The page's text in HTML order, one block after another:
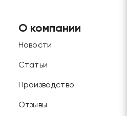
О компании
Новости
Статьи
Производство
Отзывы